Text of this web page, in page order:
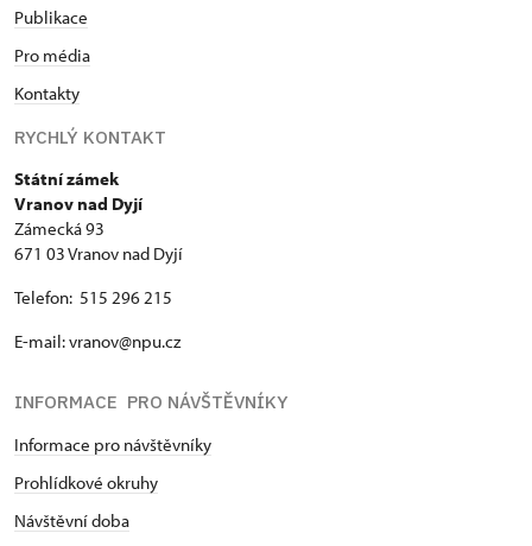
Publikace
Pro média
Kontakty
RYCHLÝ KONTAKT
Státní zámek
Vranov nad Dyjí
Zámecká 93
671 03 Vranov nad Dyjí
Telefon: 515 296 215
E-mail: vranov@npu.cz
INFORMACE PRO NÁVŠTĚVNÍKY
Informace pro návštěvníky
Prohlídkové okruhy
Návštěvní doba